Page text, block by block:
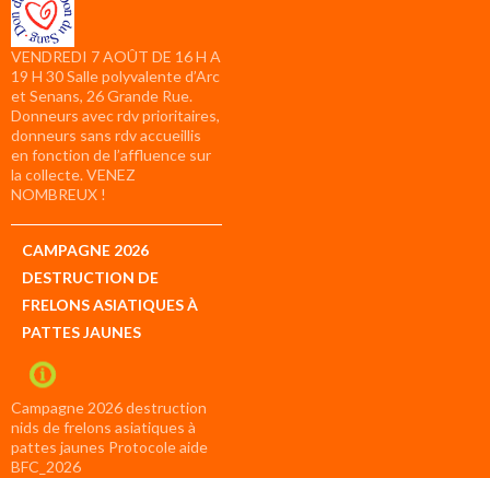
VENDREDI 7 AOÛT DE 16 H A
19 H 30 Salle polyvalente d’Arc
et Senans, 26 Grande Rue.
Donneurs avec rdv prioritaires,
donneurs sans rdv accueillis
en fonction de l’affluence sur
la collecte. VENEZ
NOMBREUX !
CAMPAGNE 2026
DESTRUCTION DE
FRELONS ASIATIQUES À
PATTES JAUNES
Campagne 2026 destruction
nids de frelons asiatiques à
pattes jaunes Protocole aide
BFC_2026